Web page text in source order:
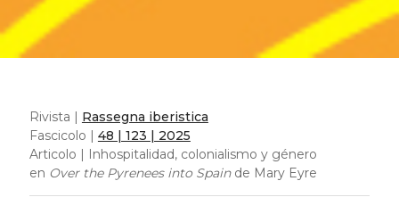
Rivista | Rassegna iberistica
Fascicolo | 48 | 123 | 2025
Articolo | Inhospitalidad, colonialismo y género
en Over the Pyrenees into Spainde Mary Eyre